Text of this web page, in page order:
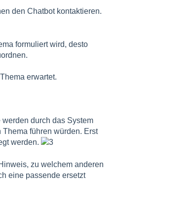
den Chatbot kontaktieren.
formuliert wird, desto
erwartet.
durch das System
führen würden. Erst
werden.
zu welchem anderen
eine passende ersetzt